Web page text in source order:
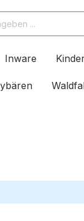
Inware